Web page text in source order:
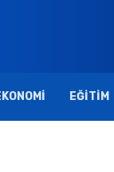
EĞITIM